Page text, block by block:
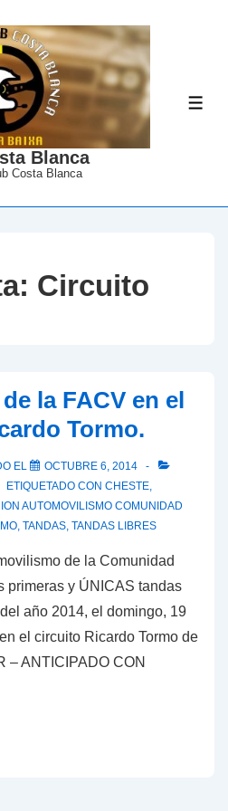
Blanca
Costa Blanca
Circuito
la FACV en el
Tormo.
EL
OCTUBRE 6, 2014
ETIQUETADO CON CHESTE
AUTOMOVILISMO COMUNIDAD
TANDAS TANDAS LIBRES
de la Comunidad
primeras y ÚNICAS tandas
año 2014, el domingo, 19
el circuito Ricardo Tormo de
ANTICIPADO CON